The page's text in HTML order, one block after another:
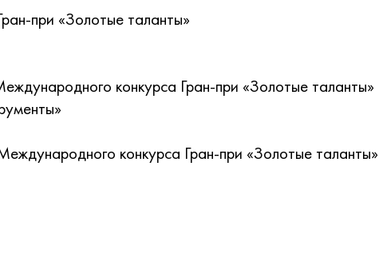
при «Золотые таланты»
конкурса Гран-при «Золотые таланты»
конкурса Гран-при «Золотые таланты»